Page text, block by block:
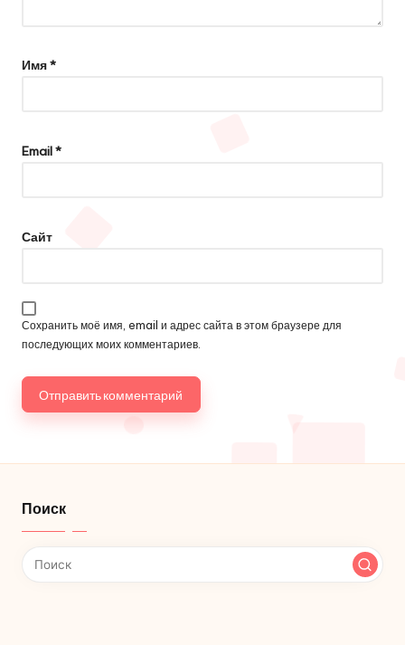
Имя*
Email*
Сайт
Сохранить моё имя, email и адрес сайта в этом браузере для
последующих моих комментариев.
Поиск